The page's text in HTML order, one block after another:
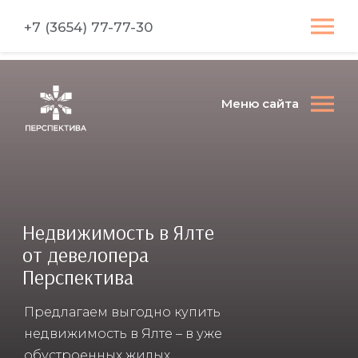
+7 (3654) 77-77-30
Предлагаем выгодно купить
недвижимость в Ялте – в уже
Недвижимость в Ялте
от девелопера
Перспектива
Меню сайта